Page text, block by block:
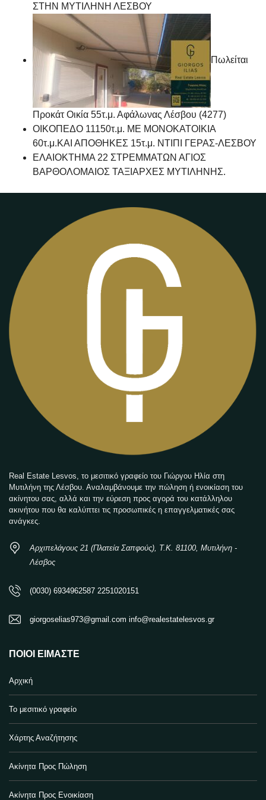
ΣΤΗΝ ΜΥΤΙΛΗΝΗ ΛΕΣΒΟΥ
Πωλείται
Προκάτ Οικία 55τ.μ. Αφάλωνας Λέσβου (4277)
ΟΙΚΟΠΕΔΟ 11150τ.μ. ΜΕ ΜΟΝΟΚΑΤΟΙΚΙΑ
60τ.μ.ΚΑΙ ΑΠΟΘΗΚΕΣ 15τ.μ. ΝΤΙΠΙ ΓΕΡΑΣ-ΛΕΣΒΟΥ
ΕΛΑΙΟΚΤΗΜΑ 22 ΣΤΡΕΜΜΑΤΩΝ ΑΓΙΟΣ
ΒΑΡΘΟΛΟΜΑΙΟΣ ΤΑΞΙΑΡΧΕΣ ΜΥΤΙΛΗΝΗΣ.
Real Estate Lesvos, το μεσιτικό γραφείο του Γιώργου Ηλία στη
Μυτιλήνη της Λέσβου. Αναλαμβάνουμε την πώληση ή ενοικίαση του
ακίνητου σας, αλλά και την εύρεση προς αγορά του κατάλληλου
ακινήτου που θα καλύπτει τις προσωπικές η επαγγελματικές σας
ανάγκες.
Αρχιπελάγους 21 (Πλατεία Σαπφούς), Τ.Κ. 81100, Μυτιλήνη -
Λέσβος
(0030) 6934962587 2251020151
giorgoselias973@gmail.com info@realestatelesvos.gr
ΠΟΙΟΙ ΕΊΜΑΣΤΕ
Αρχική
Το μεσιτικό γραφείο
Χάρτης Αναζήτησης
Ακίνητα Προς Πώληση
Ακίνητα Προς Ενοικίαση